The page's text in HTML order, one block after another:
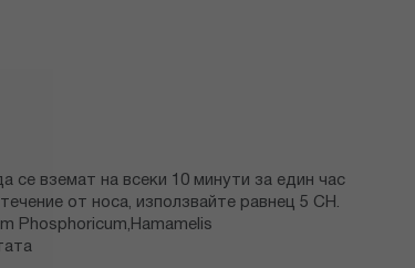
се вземат на всеки 10 минути за един час
от носа, използвайте равнец 5 CH.
Phosphoricum,Hamamelis